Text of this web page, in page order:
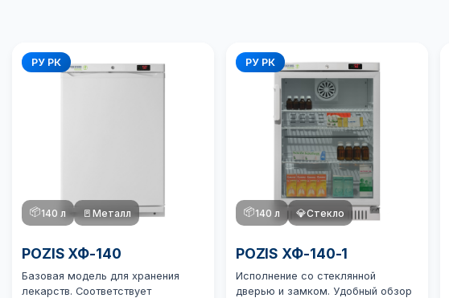
РУ РК
📦140 л 🚪 Металл
POZIS ХФ-140
Базовая модель для хранения
лекарств. Соответствует
РУ РК
📦140 л 💎Стекло
POZIS ХФ-140-1
Исполнение со стеклянной
дверью и замком. Удобный обзор